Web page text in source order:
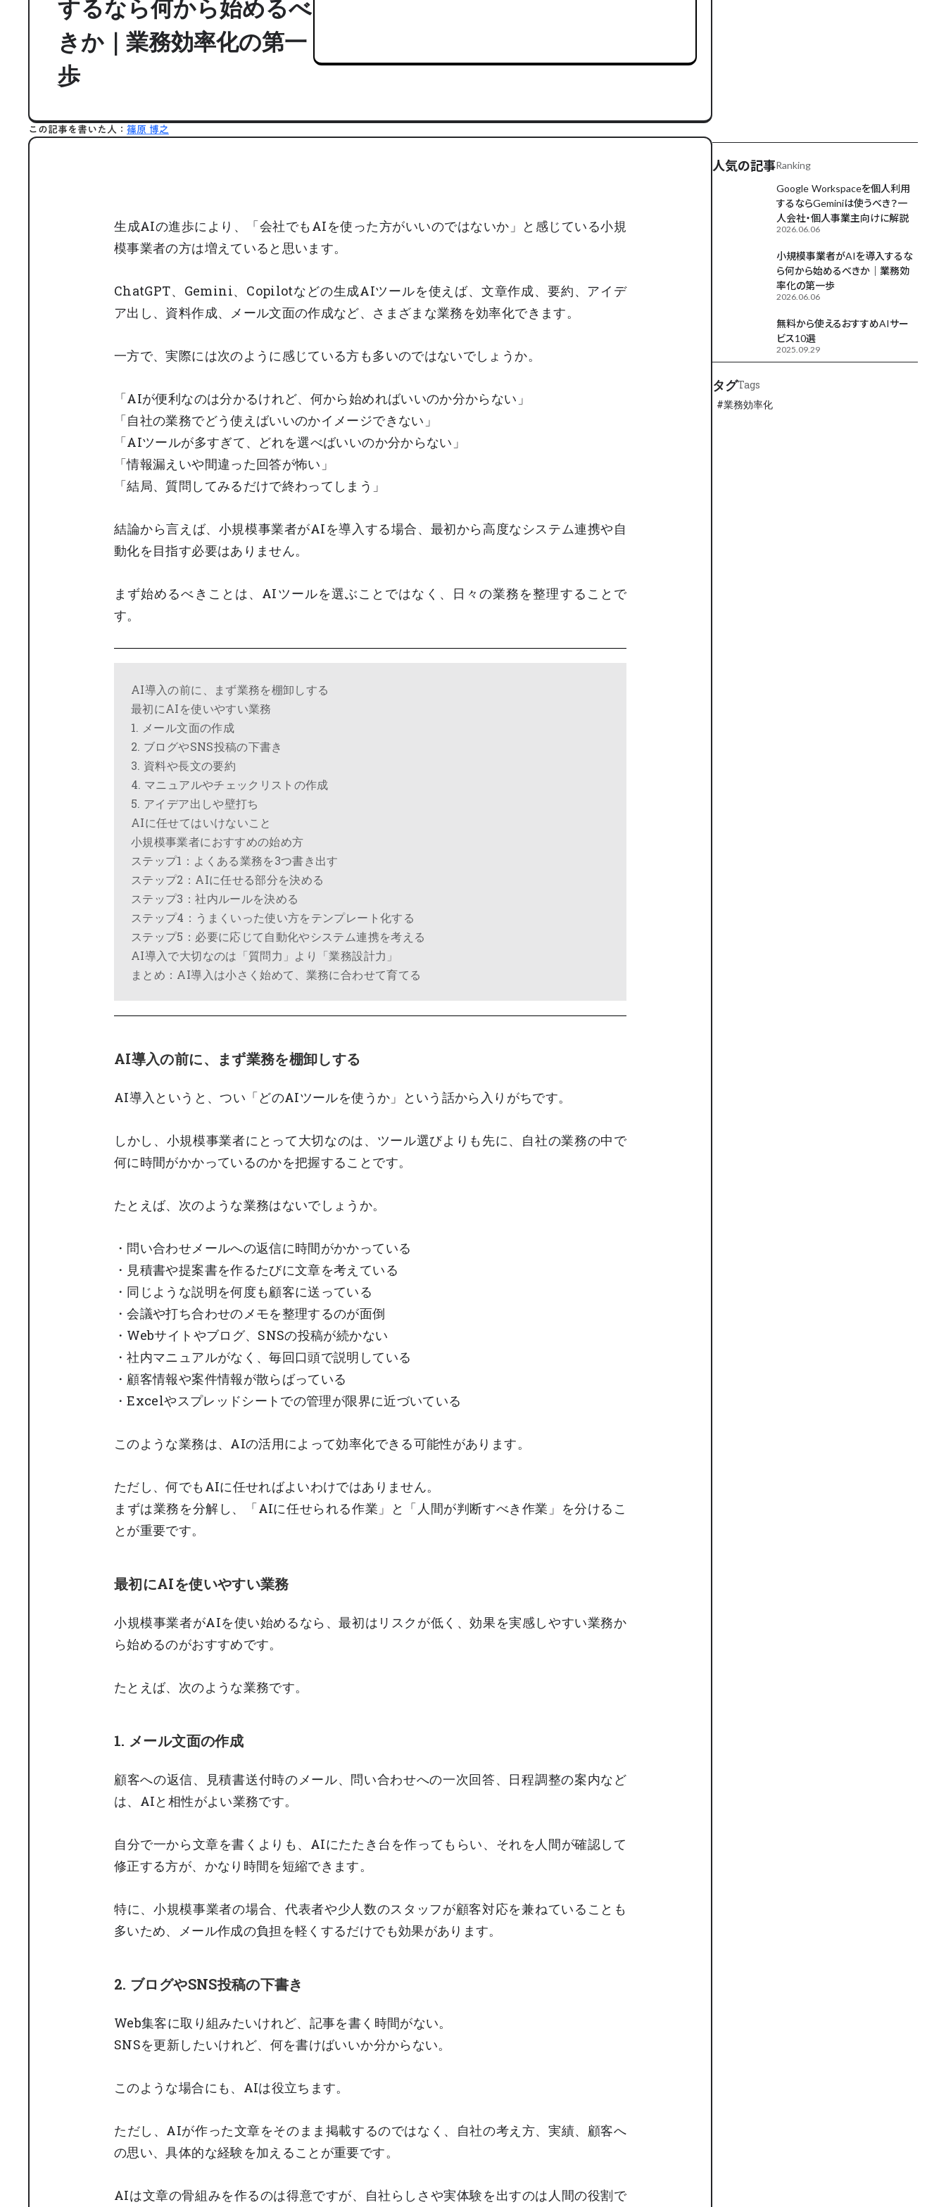
するなら何から始めるべ
きか｜業務効率化の第一
歩
この記事を書いた人：篠原 博之
生成AIの進歩により、「会社でもAIを使った方がいいのではないか」と感じている小規
模事業者の方は増えていると思います。
ChatGPT、Gemini、Copilotなどの生成AIツールを使えば、文章作成、要約、アイデ
ア出し、資料作成、メール文面の作成など、さまざまな業務を効率化できます。
一方で、実際には次のように感じている方も多いのではないでしょうか。
「AIが便利なのは分かるけれど、何から始めればいいのか分からない」
「自社の業務でどう使えばいいのかイメージできない」
「AIツールが多すぎて、どれを選べばいいのか分からない」
「情報漏えいや間違った回答が怖い」
「結局、質問してみるだけで終わってしまう」
結論から言えば、小規模事業者がAIを導入する場合、最初から高度なシステム連携や自
動化を目指す必要はありません。
まず始めるべきことは、AIツールを選ぶことではなく、日々の業務を整理することで
す。
AI導入の前に、まず業務を棚卸しする
最初にAIを使いやすい業務
1. メール文面の作成
2. ブログやSNS投稿の下書き
3. 資料や長文の要約
4. マニュアルやチェックリストの作成
5. アイデア出しや壁打ち
AIに任せてはいけないこと
小規模事業者におすすめの始め方
ステップ1：よくある業務を3つ書き出す
ステップ2：AIに任せる部分を決める
ステップ3：社内ルールを決める
ステップ4：うまくいった使い方をテンプレート化する
ステップ5：必要に応じて自動化やシステム連携を考える
AI導入で大切なのは「質問力」より「業務設計力」
まとめ：AI導入は小さく始めて、業務に合わせて育てる
AI導入の前に、まず業務を棚卸しする
AI導入というと、つい「どのAIツールを使うか」という話から入りがちです。
しかし、小規模事業者にとって大切なのは、ツール選びよりも先に、自社の業務の中で
何に時間がかかっているのかを把握することです。
たとえば、次のような業務はないでしょうか。
・問い合わせメールへの返信に時間がかかっている
・見積書や提案書を作るたびに文章を考えている
・同じような説明を何度も顧客に送っている
・会議や打ち合わせのメモを整理するのが面倒
・Webサイトやブログ、SNSの投稿が続かない
・社内マニュアルがなく、毎回口頭で説明している
・顧客情報や案件情報が散らばっている
・Excelやスプレッドシートでの管理が限界に近づいている
このような業務は、AIの活用によって効率化できる可能性があります。
ただし、何でもAIに任せればよいわけではありません。
まずは業務を分解し、「AIに任せられる作業」と「人間が判断すべき作業」を分けるこ
とが重要です。
最初にAIを使いやすい業務
小規模事業者がAIを使い始めるなら、最初はリスクが低く、効果を実感しやすい業務か
ら始めるのがおすすめです。
たとえば、次のような業務です。
1. メール文面の作成
顧客への返信、見積書送付時のメール、問い合わせへの一次回答、日程調整の案内など
は、AIと相性がよい業務です。
自分で一から文章を書くよりも、AIにたたき台を作ってもらい、それを人間が確認して
修正する方が、かなり時間を短縮できます。
特に、小規模事業者の場合、代表者や少人数のスタッフが顧客対応を兼ねていることも
多いため、メール作成の負担を軽くするだけでも効果があります。
2. ブログやSNS投稿の下書き
Web集客に取り組みたいけれど、記事を書く時間がない。
SNSを更新したいけれど、何を書けばいいか分からない。
このような場合にも、AIは役立ちます。
ただし、AIが作った文章をそのまま掲載するのではなく、自社の考え方、実績、顧客へ
の思い、具体的な経験を加えることが重要です。
AIは文章の骨組みを作るのは得意ですが、自社らしさや実体験を出すのは人間の役割で
人気の記事Ranking
Google Workspaceを個人利用
するならGeminiは使うべき？一
人会社・個人事業主向けに解説
2026.06.06
小規模事業者がAIを導入するな
ら何から始めるべきか｜業務効
率化の第一歩
2026.06.06
無料から使えるおすすめAIサー
ビス10選
2025.09.29
タグTags
#業務効率化